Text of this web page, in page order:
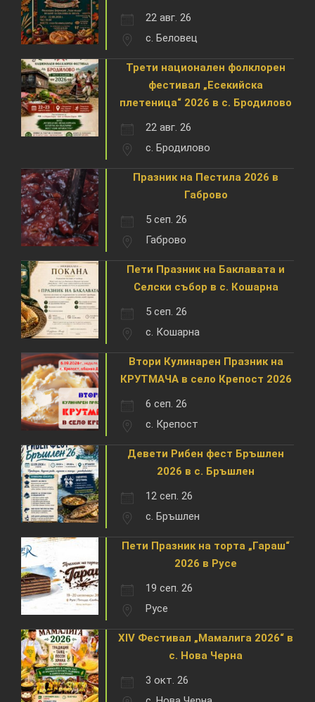
22 авг. 26
с. Беловец
Трети национален фолклорен
фестивал „Есекийска
плетеница“ 2026 в с. Бродилово
22 авг. 26
с. Бродилово
Празник на Пестила 2026 в
Габрово
5 сеп. 26
Габрово
Пети Празник на Баклавата и
Селски събор в с. Кошарна
5 сеп. 26
с. Кошарна
Втори Кулинарен Празник на
КРУТМАЧА в село Крепост 2026
6 сеп. 26
с. Крепост
Девети Рибен фест Бръшлен
2026 в с. Бръшлен
12 сеп. 26
с. Бръшлен
Пети Празник на торта „Гараш“
2026 в Русе
19 сеп. 26
Русе
XIV Фестивал „Мамалига 2026“ в
с. Нова Черна
3 окт. 26